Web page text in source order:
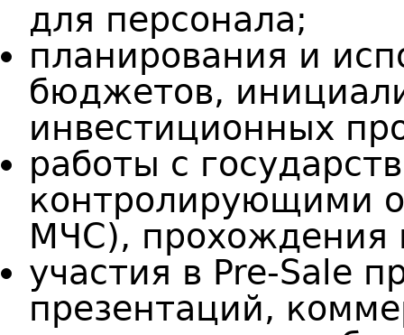
для персонала;
планирования и
бюджетов,
инвестиционных
работы с
контролирующими
МЧС), прохождения
участия в Pre-Sale
презентаций,